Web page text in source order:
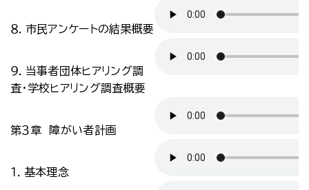
８．市民アンケートの結果概要
９．当事者団体ヒアリング調
査・学校ヒアリング調査概要
第３章 障がい者計画
１．基本理念